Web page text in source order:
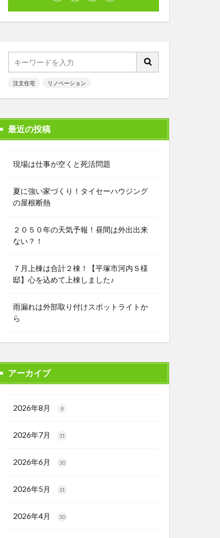
注文住宅 リノベーション
最近の投稿
現場は仕事が空くと死活問題
夏に強い家づくり！タイセーハウジング
の屋根断熱
２０５０年の天気予報！昼間は外出出来
ない？！
７月上棟は合計２棟！【平塚市河内Ｓ様
邸】心を込めて上棟しました♪
雨漏れは外部取り付けスポットライトか
ら
アーカイブ
2026年8月 8
2026年7月 31
2026年6月 30
2026年5月 31
2026年4月 30